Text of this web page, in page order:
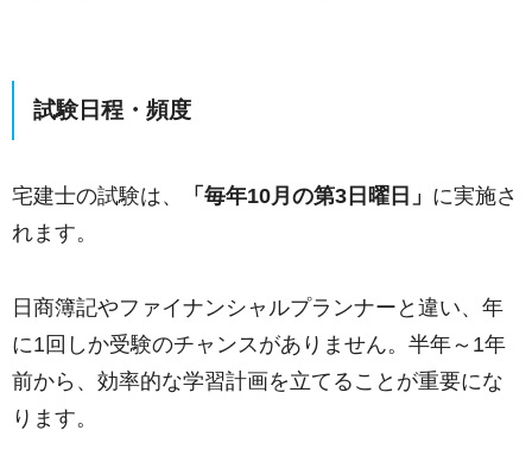
試験日程・頻度
宅建士の試験は、 「毎年10月の第3日曜日」 に実施さ
れます。
日商簿記やファイナンシャルプランナーと違い、年
に1回しか受験のチャンスがありません。半年～1年
前から、効率的な学習計画を立てることが重要にな
ります。